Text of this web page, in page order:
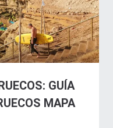
GUÍA
MAPA